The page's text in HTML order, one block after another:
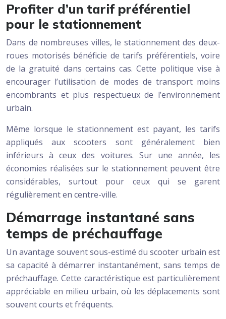
Profiter d’un tarif préférentiel
pour le stationnement
Dans de nombreuses villes, le stationnement des deux-
roues motorisés bénéficie de tarifs préférentiels, voire
de la gratuité dans certains cas. Cette politique vise à
encourager l’utilisation de modes de transport moins
encombrants et plus respectueux de l’environnement
urbain.
Même lorsque le stationnement est payant, les tarifs
appliqués aux scooters sont généralement bien
inférieurs à ceux des voitures. Sur une année, les
économies réalisées sur le stationnement peuvent être
considérables, surtout pour ceux qui se garent
régulièrement en centre-ville.
Démarrage instantané sans
temps de préchauffage
Un avantage souvent sous-estimé du scooter urbain est
sa capacité à démarrer instantanément, sans temps de
préchauffage. Cette caractéristique est particulièrement
appréciable en milieu urbain, où les déplacements sont
souvent courts et fréquents.